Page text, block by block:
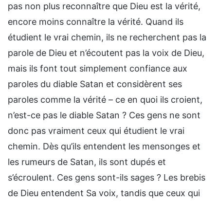
pas non plus reconnaître que Dieu est la vérité,
encore moins connaître la vérité. Quand ils
étudient le vrai chemin, ils ne recherchent pas la
parole de Dieu et n’écoutent pas la voix de Dieu,
mais ils font tout simplement confiance aux
paroles du diable Satan et considèrent ses
paroles comme la vérité – ce en quoi ils croient,
n’est-ce pas le diable Satan ? Ces gens ne sont
donc pas vraiment ceux qui étudient le vrai
chemin. Dès qu’ils entendent les mensonges et
les rumeurs de Satan, ils sont dupés et
s’écroulent. Ces gens sont-ils sages ? Les brebis
de Dieu entendent Sa voix, tandis que ceux qui